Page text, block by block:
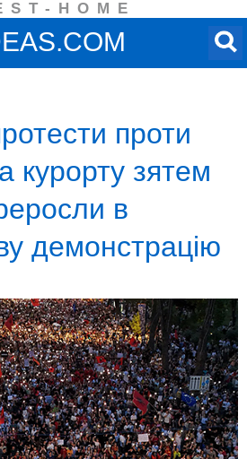
HOME
проти
курорту зятем
в
демонстрацію